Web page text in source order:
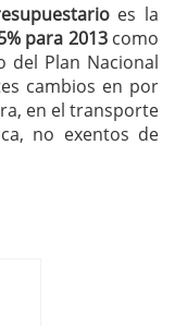
es la
para 2013como
del Plan Nacional
cambios en por
en el transporte
no exentos de